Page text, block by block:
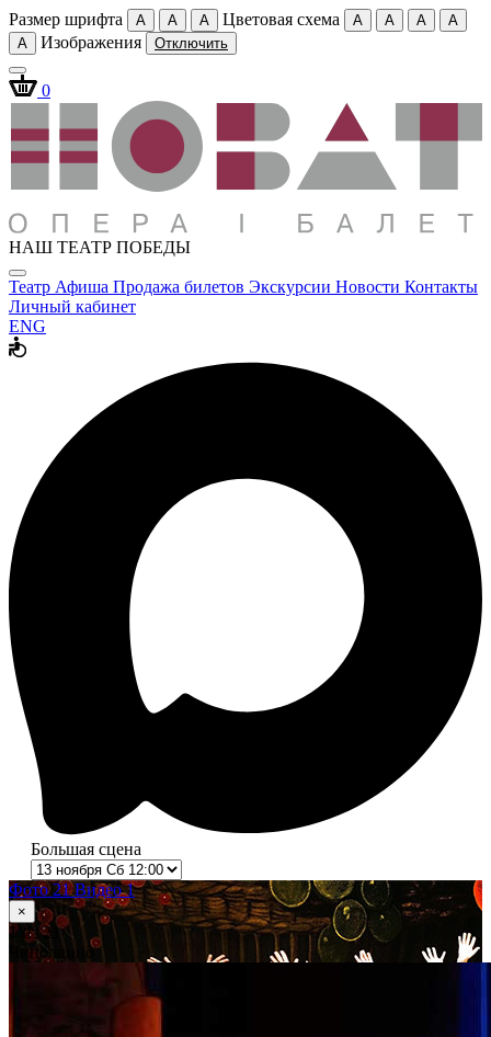
Размер шрифта A A A Цветовая схема A A A
A
A
Изображения Отключить
0
НАШ ТЕАТР ПОБЕДЫ
Театр Афиша Продажа билетов Экскурсии Новости Контакты
Личный кабинет
ENG
Большая сцена
Фото 21Видео 1
×
1 из 21
Чиполлино